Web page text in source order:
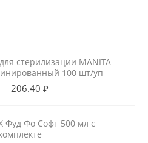
стерилизации MANITA
100 шт/уп
206.40 ₽
Фуд Фо Софт 500 мл с